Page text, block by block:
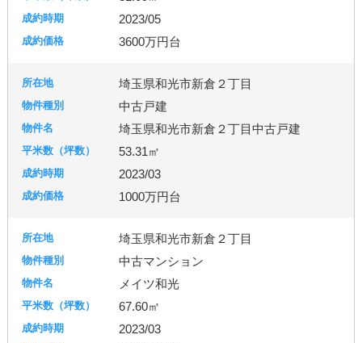
2023/05
3600万円台
埼玉県和光市新倉２丁目
中古戸建
埼玉県和光市新倉２丁目中古戸建
53.31㎡
2023/03
1000万円台
埼玉県和光市新倉２丁目
中古マンション
メイツ和光
67.60㎡
2023/03